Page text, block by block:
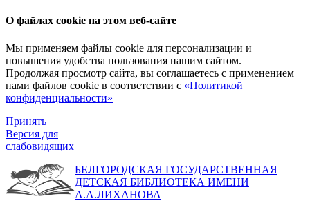
О файлах cookie на этом веб-сайте
Мы применяем файлы cookie для персонализации и
повышения удобства пользования нашим сайтом.
Продолжая просмотр сайта, вы соглашаетесь с применением
нами файлов cookie в соответствии с «Политикой
конфиденциальности»
Принять
Версия для
слабовидящих
БЕЛГОРОДСКАЯ ГОСУДАРСТВЕННАЯ
ДЕТСКАЯ БИБЛИОТЕКА ИМЕНИ
А.А.ЛИХАНОВА